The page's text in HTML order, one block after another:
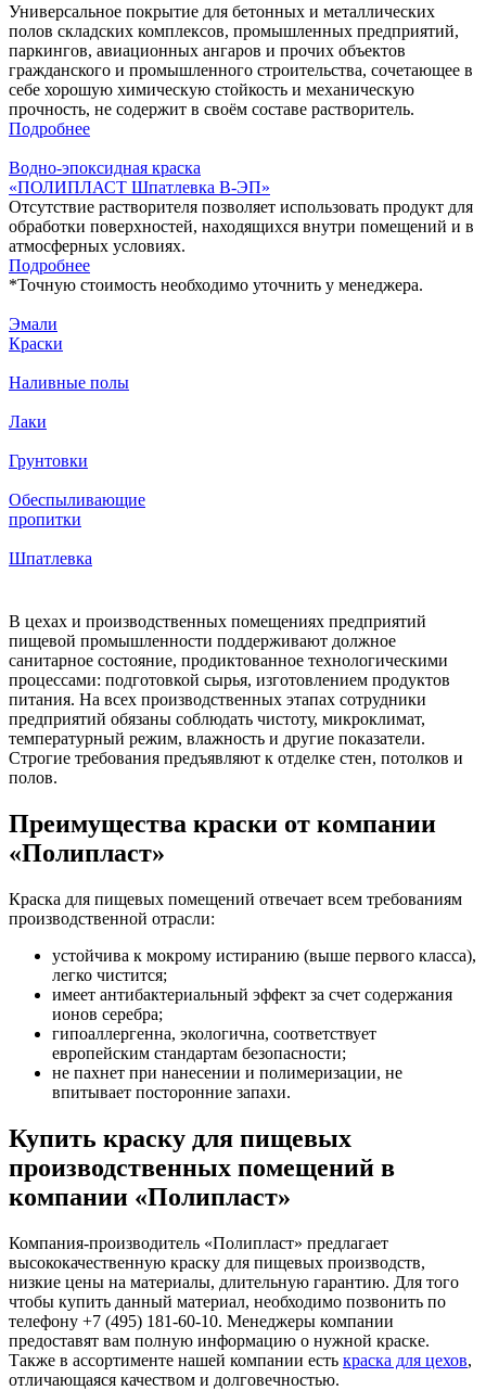
Универсальное покрытие для бетонных и металлических
полов складских комплексов, промышленных предприятий,
паркингов, авиационных ангаров и прочих объектов
гражданского и промышленного строительства, сочетающее в
себе хорошую химическую стойкость и механическую
прочность, не содержит в своём составе растворитель.
Подробнее
Водно-эпоксидная краска
«ПОЛИПЛАСТ Шпатлевка В-ЭП‎»
Отсутствие растворителя позволяет использовать продукт для
обработки поверхностей, находящихся внутри помещений и в
атмосферных условиях.
Подробнее
*Точную стоимость необходимо уточнить у менеджера.
Эмали
Краски
Наливные полы
Лаки
Грунтовки
Обеспыливающие
пропитки
Шпатлевка
В цехах и производственных помещениях предприятий
пищевой промышленности поддерживают должное
санитарное состояние, продиктованное технологическими
процессами: подготовкой сырья, изготовлением продуктов
питания. На всех производственных этапах сотрудники
предприятий обязаны соблюдать чистоту, микроклимат,
температурный режим, влажность и другие показатели.
Строгие требования предъявляют к отделке стен, потолков и
полов.
Преимущества краски от компании
«Полипласт»
Краска для пищевых помещений отвечает всем требованиям
производственной отрасли:
устойчива к мокрому истиранию (выше первого класса),
легко чистится;
имеет антибактериальный эффект за счет содержания
ионов серебра;
гипоаллергенна, экологична, соответствует
европейским стандартам безопасности;
не пахнет при нанесении и полимеризации, не
впитывает посторонние запахи.
Купить краску для пищевых
производственных помещений в
компании «Полипласт»
Компания-производитель «Полипласт» предлагает
высококачественную краску для пищевых производств,
низкие цены на материалы, длительную гарантию. Для того
чтобы купить данный материал, необходимо позвонить по
телефону +7 (495) 181-60-10. Менеджеры компании
предоставят вам полную информацию о нужной краске.
Также в ассортименте нашей компании есть краска для цехов,
отличающаяся качеством и долговечностью.